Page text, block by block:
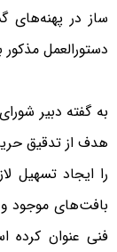
ساز در پهنه‌های
دستورالعمل
هدف از تدقیق
را ایجاد تسهیل
بافت‌های موجود
فنی عنوان